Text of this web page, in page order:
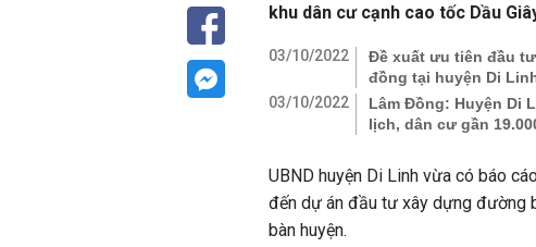
khu dân cư cạnh cao tốc Dầu
03/10/2022
Đề xuất ưu tiên đầu
đồng tại huyện Di
03/10/2022
Lâm Đồng: Huyện Di
lịch, dân cư gần
UBND huyện Di Linh vừa có báo
đến dự án đầu tư xây dựng đường
bàn huyện.